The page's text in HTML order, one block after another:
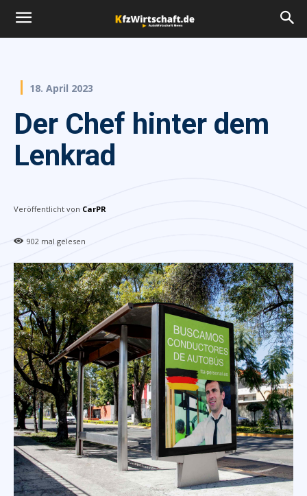
18. April 2023
Der Chef hinter dem
Lenkrad
Veröffentlicht von CarPR
902 mal gelesen